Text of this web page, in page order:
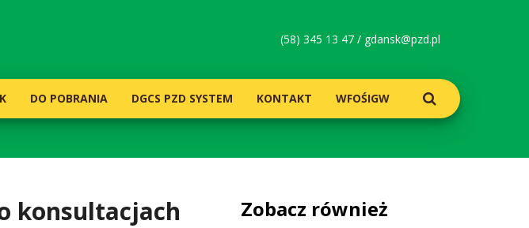
(58) 345 13 47 / gdansk@pzd.pl
DO POBRANIA DGCS PZD SYSTEM KONTAKT WFOŚIGW
konsultacjach Zobacz również